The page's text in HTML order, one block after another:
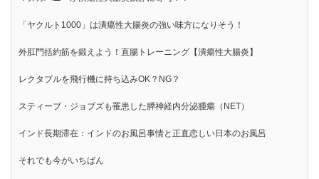
「ヤクルト1000」は潰瘍性大腸炎の強い味方になりそう！
外肛門括約筋を鍛えよう！直腸トレーニング【潰瘍性大腸炎】
レクタブルを飛行機に持ち込みOK？NG？
スティーブ・ジョブズも罹患した膵神経内分泌腫瘍（NET）
インド長期滞在：インドのお風呂事情と正直恋しい日本のお風呂
それでも今がいちばん